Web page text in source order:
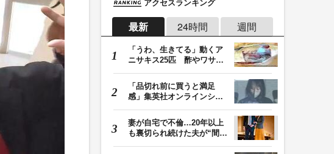
最新 24時間 週間
「うわ、生きてる」動くア
ニサキス25匹 酢やワサビ
「品切れ前に買うと満足
感」集英社オンラインショ
妻が自宅で不倫…20年以上
も裏切られ続けた夫が“間